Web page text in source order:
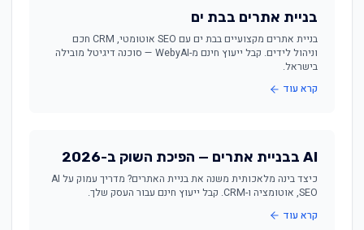
בניית אתרים בבת ים
בניית אתרים מקצועיים בבת ים עם SEO אוטומטי, CRM חכם
וניהול לידים. קבל ייעוץ חינם מ-WebyAI — סוכנה דיגיטל מובילה
בישראל.
קרא עוד
AI בבניית אתרים — הפיכת השוק ב-2026
כיצד בינה מלאכותית משנה את בניית האתרים? מדריך עמוק על AI
SEO, אוטומציה ו-CRM. קבל ייעוץ חינם עבור העסק שלך.
קרא עוד